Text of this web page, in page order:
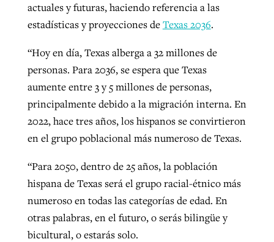
actuales y futuras, haciendo referencia a las
estadísticas y proyecciones deTexas 2036.
“Hoy en día, Texas alberga a 32 millones de
personas. Para 2036, se espera que Texas
aumente entre 3 y 5 millones de personas,
principalmente debido a la migración interna. En
2022, hace tres años, los hispanos se convirtieron
en el grupo poblacional más numeroso de Texas.
“Para 2050, dentro de 25 años, la población
hispana de Texas será el grupo racial-étnico más
numeroso en todas las categorías de edad. En
otras palabras, en el futuro, o serás bilingüe y
bicultural, o estarás solo.